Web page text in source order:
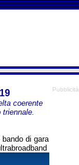
coerente
di gara
Pubblicità